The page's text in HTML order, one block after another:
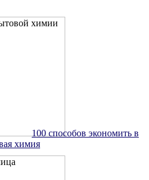
100 способов экономить в
химия